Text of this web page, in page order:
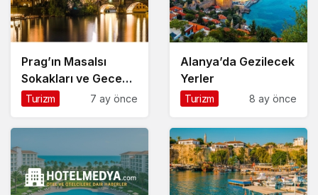
Prag’ın Masalsı
Sokakları ve Gece
Hayatı Rehberi
Turizm 7 ay önce
Alanya’da Gezilecek
Yerler
Turizm 8 ay önce